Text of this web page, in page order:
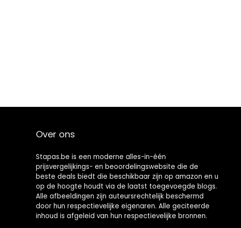
Over ons
Stapas.be is een moderne alles-in-één
prijsvergelijkings- en beoordelingswebsite die de
beste deals biedt die beschikbaar zijn op amazon en u
op de hoogte houdt via de laatst toegevoegde blogs.
Alle afbeeldingen zijn auteursrechtelijk beschermd
door hun respectievelijke eigenaren. Alle geciteerde
inhoud is afgeleid van hun respectievelijke bronnen.